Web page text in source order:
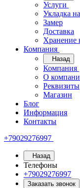
Услуги
Укладка
Замер
Доставка
Хранение
Компания
Назад
Компания
О
Реквизиты
Магазин
Блог
Информация
Контакты
+79029276997
Назад
Телефоны
+79029276997
Заказать звонок